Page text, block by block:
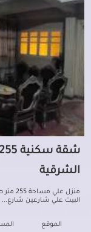
الشرقية
البيت علي شارعين شارع...
الموقع